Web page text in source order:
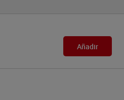
Añadir